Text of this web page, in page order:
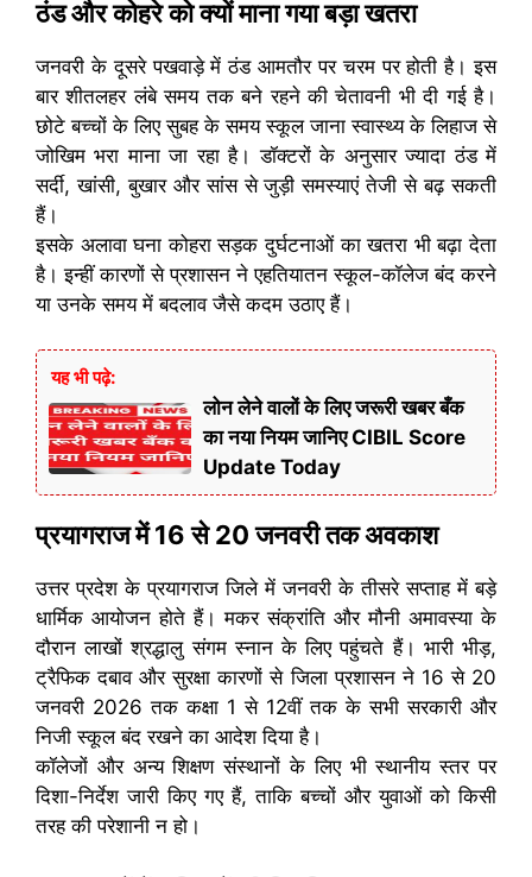
ठंड और कोहरे को क्यों माना गया बड़ा खतरा
जनवरी के दूसरे पखवाड़े में ठंड आमतौर पर चरम पर होती है। इस
बार शीतलहर लंबे समय तक बने रहने की चेतावनी भी दी गई है।
छोटे बच्चों के लिए सुबह के समय स्कूल जाना स्वास्थ्य के लिहाज से
जोखिम भरा माना जा रहा है। डॉक्टरों के अनुसार ज्यादा ठंड में
सर्दी, खांसी, बुखार और सांस से जुड़ी समस्याएं तेजी से बढ़ सकती
हैं।
इसके अलावा घना कोहरा सड़क दुर्घटनाओं का खतरा भी बढ़ा देता
है। इन्हीं कारणों से प्रशासन ने एहतियातन स्कूल-कॉलेज बंद करने
या उनके समय में बदलाव जैसे कदम उठाए हैं।
यह भी पढ़े:
लोन लेने वालों के लिए जरूरी खबर बँक
का नया नियम जानिए CIBIL Score
Update Today
प्रयागराज में 16 से 20 जनवरी तक अवकाश
उत्तर प्रदेश के प्रयागराज जिले में जनवरी के तीसरे सप्ताह में बड़े
धार्मिक आयोजन होते हैं। मकर संक्रांति और मौनी अमावस्या के
दौरान लाखों श्रद्धालु संगम स्नान के लिए पहुंचते हैं। भारी भीड़,
ट्रैफिक दबाव और सुरक्षा कारणों से जिला प्रशासन ने 16 से 20
जनवरी 2026 तक कक्षा 1 से 12वीं तक के सभी सरकारी और
निजी स्कूल बंद रखने का आदेश दिया है।
कॉलेजों और अन्य शिक्षण संस्थानों के लिए भी स्थानीय स्तर पर
दिशा-निर्देश जारी किए गए हैं, ताकि बच्चों और युवाओं को किसी
तरह की परेशानी न हो।